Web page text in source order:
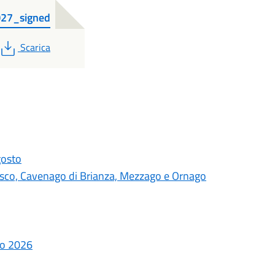
PDF
Scarica
Cavenago di Brianza, Mezzago e Ornago
2026